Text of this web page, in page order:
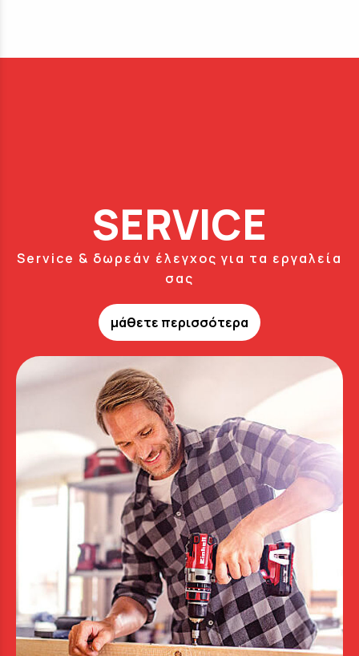
SERVICE
Service & δωρεάν έλεγχος για τα εργαλεία
σας
μάθετε περισσότερα